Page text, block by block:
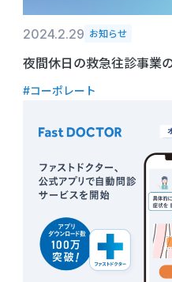
2024.2.29 お知らせ
夜間休日の救急往診事業
#コーポレート